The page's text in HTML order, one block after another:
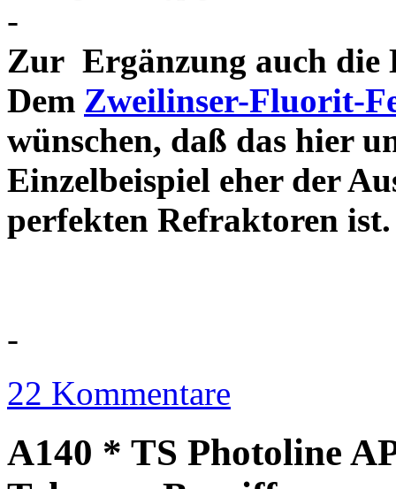
-
Zur Ergänzung auch die
Dem Zweilinser-Fluorit-
wünschen, daß das hier
Einzelbeispiel eher der
perfekten
-
22 Kommentare
A140 * TS Photoline